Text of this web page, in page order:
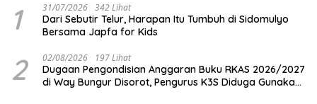
1 31/07/2026 342 Lihat
Dari Sebutir Telur, Harapan Itu Tumbuh di Sidomulyo
Bersama Japfa for Kids
2 02/08/2026 197 Lihat
Dugaan Pengondisian Anggaran Buku RKAS 2026/2027
di Way Bungur Disorot, Pengurus K3S Diduga Gunakan